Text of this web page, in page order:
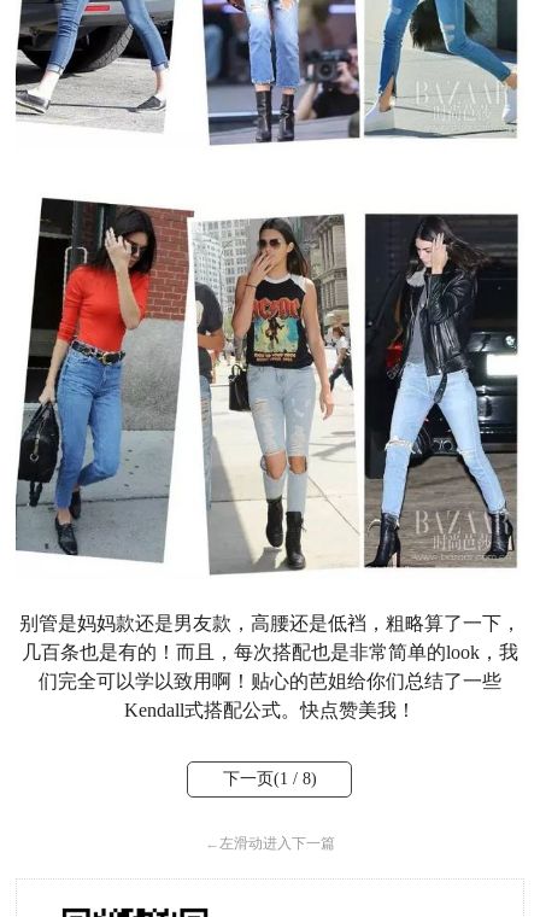
别管是妈妈款还是男友款，高腰还是低裆，粗略算了一下，
几百条也是有的！而且，每次搭配也是非常简单的look，我
们完全可以学以致用啊！贴心的芭姐给你们总结了一些
Kendall式搭配公式。快点赞美我！
下一页(1 / 8)
←左滑动进入下一篇